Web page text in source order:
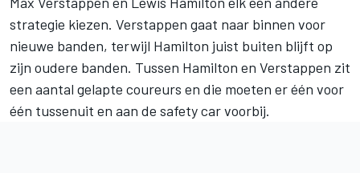
strategie kiezen. Verstappen gaat naar binnen voor
nieuwe banden, terwijl Hamilton juist buiten blijft op
zijn oudere banden. Tussen Hamilton en Verstappen zit
een aantal gelapte coureurs en die moeten er één voor
één tussenuit en aan de safety car voorbij.